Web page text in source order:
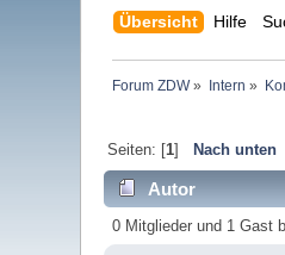
Übersicht Hilfe
Forum ZDW» Intern »
Seiten: [1] Nach unten
Autor
0 Mitglieder und 1 Gast